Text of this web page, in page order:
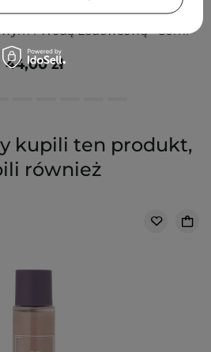
Hyaluronic Acid Serum - Serum
i Wodą Lodowcową - 30ml
44,00 zł
kupili ten produkt,
również